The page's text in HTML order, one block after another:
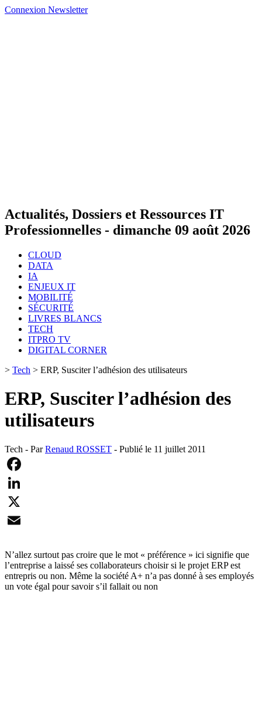
Connexion Newsletter
Actualités, Dossiers et Ressources IT
Professionnelles - dimanche 09 août 2026
CLOUD
DATA
IA
ENJEUX IT
MOBILITÉ
SÉCURITÉ
LIVRES BLANCS
TECH
ITPRO TV
DIGITAL CORNER
> Tech > ERP, Susciter l’adhésion des utilisateurs
ERP, Susciter l’adhésion des
utilisateurs
Tech - ParRenaud ROSSET - Publié le 11 juillet 2011
Facebook
LinkedIn
X
N’allez surtout pas croire que le mot « préférence » ici signifie que
l’entreprise a laissé ses collaborateurs choisir si le projet ERP est
entrepris ou non. Même la société A+ n’a pas donné à ses employés
un vote égal pour savoir s’il fallait ou non